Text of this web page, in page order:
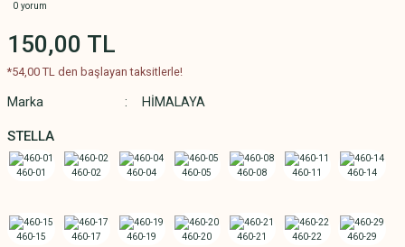
0 yorum
150,00 TL
*54,00 TL den başlayan taksitlerle!
Marka HİMALAYA
STELLA